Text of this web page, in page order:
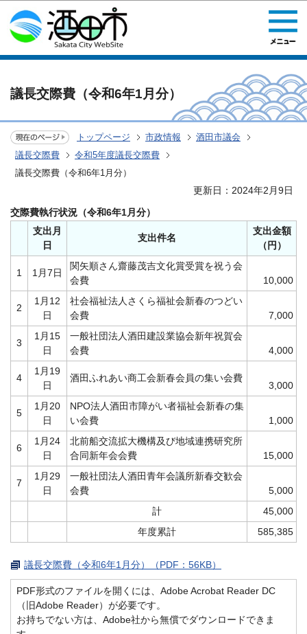
このページの本文へ移動
議長交際費（令和6年1月分）
トップページ 市政情報
酒田市議会
議長交際費
令和5年度議長交際費
議長交際費（令和6年1月分）
更新日：2024年2月9日
交際費執行状況（令和6年1月分）
支出月
日
支出件名
支出金額
（円）
1 1月7日
関矢順さん齋藤茂吉文化賞受賞を祝う会
会費
10,000
2
1月12
日
社会福祉法人さくら福祉会新春のつどい
会費
7,000
3
1月15
日
一般社団法人酒田建設業協会新年祝賀会
会費
4,000
4
1月19
日
酒田ふれあい商工会新春会員の集い会費
3,000
5
1月20
日
NPO法人酒田市障がい者福祉会新春の集
い会費
1,000
6
1月24
日
北前船交流拡大機構及び地域連携研究所
合同新年会会費
15,000
7
1月29
日
一般社団法人酒田青年会議所新春交歓会
会費
5,000
計
45,000
年度累計
585,385
議長交際費（令和6年1月分）（PDF：56KB）
PDF形式のファイルを開くには、Adobe Acrobat Reader DC
（旧Adobe Reader）が必要です。
お持ちでない方は、Adobe社から無償でダウンロードできま